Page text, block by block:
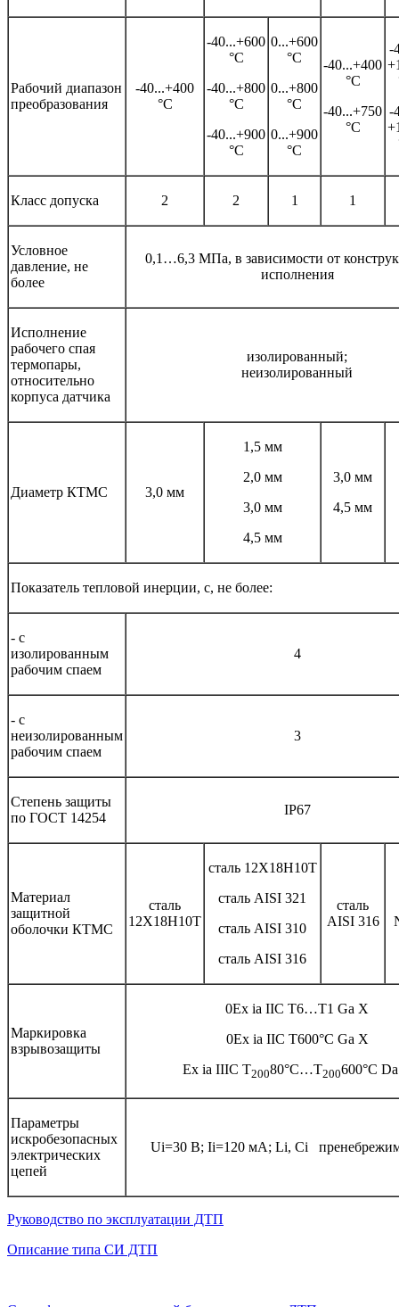
Рабочий диапазон
преобразования
-40...+400
°С
-40...+600
°С
-40...+800
°С
-40...+900
°С
0...+600
°С
0...+800
°С
0...+900
°С
-40...+400
°С
-40...+750
°С
-
-
Класс допуска 2 2 1 1
Условное
давление, не
более
0,1…6,3 МПа, в зависимости от
исполнения
Исполнение
рабочего спая
термопары,
относительно
корпуса датчика
изолированный;
неизолированный
Диаметр КТМС 3,0 мм
1,5 мм
2,0 мм
3,0 мм
4,5 мм
3,0 мм
4,5 мм
Показатель тепловой инерции, с, не более:
- с
изолированным
рабочим спаем
4
- с
неизолированным
рабочим спаем
3
Степень защиты
по ГОСТ 14254
IP67
Материал
защитной
оболочки КТМС
сталь
12Х18Н10Т
сталь 12Х18Н10Т
сталь AISI 321
сталь AISI 310
сталь AISI 316
сталь
AISI 316
Маркировка
взрывозащиты
0Ex ia IIC T6…T1 Ga X
0Ex ia IIC T600°C Ga X
Ex ia IIIC T20080°C…T200600°C
Параметры
искробезопасных
электрических
цепей
Ui=30 В; Ii=120 мA; Li, Сi
Руководство по эксплуатации ДТП
Описание типа СИ ДТП